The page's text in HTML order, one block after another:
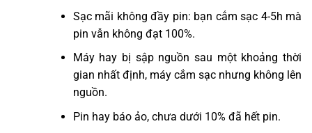
Sạc mãi không đầy pin: bạn cắm sạc 4-5h mà
pin vẫn không đạt 100%.
Máy hay bị sập nguồn sau một khoảng thời
gian nhất định, máy cắm sạc nhưng không lên
nguồn.
Pin hay báo ảo, chưa dưới 10% đã hết pin.